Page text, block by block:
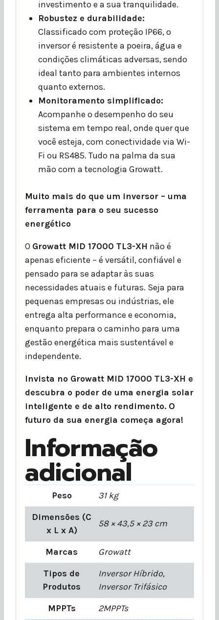
investimento e a sua tranquilidade.
Robustez e durabilidade:
Classificado com proteção IP66, o
inversor é resistente a poeira, água e
condições climáticas adversas, sendo
ideal tanto para ambientes internos
quanto externos.
Monitoramento simplificado:
Acompanhe o desempenho do seu
sistema em tempo real, onde quer que
você esteja, com conectividade via Wi-
Fi ou RS485. Tudo na palma da sua
mão com a tecnologia Growatt.
Muito mais do que um inversor – uma
ferramenta para o seu sucesso
energético
O Growatt MID 17000 TL3-XH não é
apenas eficiente – é versátil, confiável e
pensado para se adaptar às suas
necessidades atuais e futuras. Seja para
pequenas empresas ou indústrias, ele
entrega alta performance e economia,
enquanto prepara o caminho para uma
gestão energética mais sustentável e
independente.
Invista no Growatt MID 17000 TL3-XH e
descubra o poder de uma energia solar
inteligente e de alto rendimento. O
futuro da sua energia começa agora!
Informação
adicional
Peso
31 kg
Dimensões (C
x L x A)
58 × 43,5 × 23 cm
Marcas
Growatt
Tipos de
Produtos
Inversor Híbrido,
Inversor Trifásico
MPPTs
2MPPTs